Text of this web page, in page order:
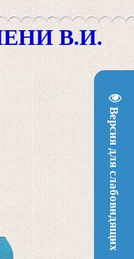
Версия для слабовидящих
В.И.